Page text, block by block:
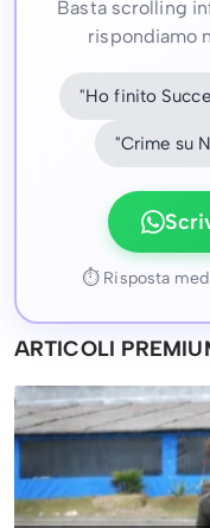
Basta scrolling
rispondiamo
"Ho finito
"Crime su
⏱ Risposta
ARTICOLI